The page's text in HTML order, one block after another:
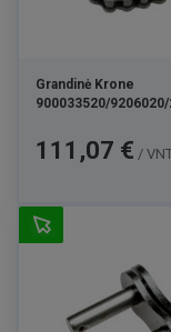
Grandinė Krone
900033520/
Kaina
111,07 € /